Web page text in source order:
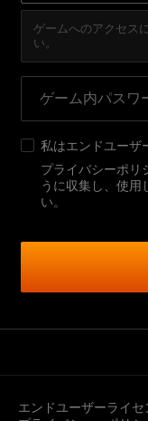
ゲームへのアクセス
い。
私はエンドユーザ
プライバシーポリ
うに収集し、使用
い。
エンドユーザーライセ